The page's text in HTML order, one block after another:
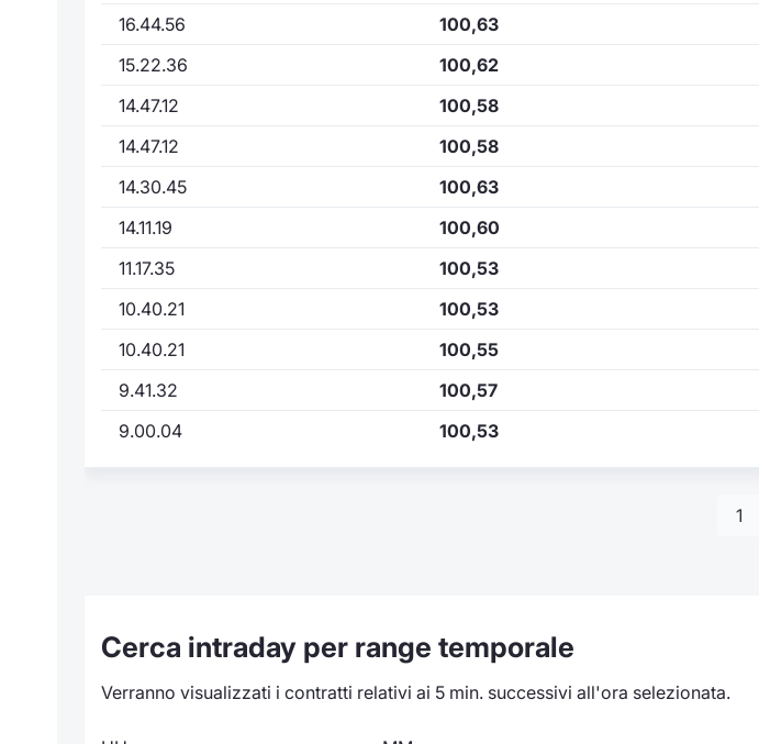
16.44.56 100,63
15.22.36
100,62
14.47.12
100,58
14.47.12
100,58
14.30.45
100,63
14.11.19
100,60
11.17.35
100,53
10.40.21
100,53
10.40.21
100,55
9.41.32
100,57
9.00.04
100,53
1
Cerca intraday per range temporale
Verranno visualizzati i contratti relativi ai 5 min. successivi all'ora selezionata.